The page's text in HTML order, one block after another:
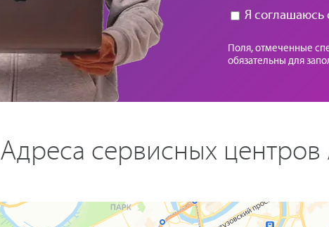
Я соглашаюсь
Поля, отмеченные
обязательны для
Адреса сервисных центров